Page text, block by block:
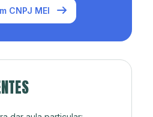
CNPJ MEI